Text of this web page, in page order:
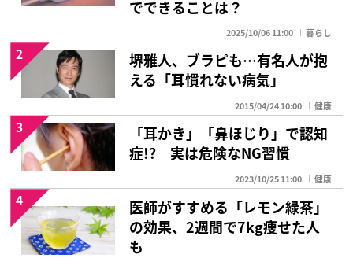
でできることは？
2025/10/06 11:00 暮らし
堺雅人、ブラピも…有名人が抱
える「耳慣れない病気」
2015/04/24 10:00 健康
2
「耳かき」「鼻ほじり」で認知
症!? 実は危険なNG習慣
2023/10/25 11:00 健康
3
医師がすすめる「レモン緑茶」
の効果、2週間で7kg痩せた人
も
4